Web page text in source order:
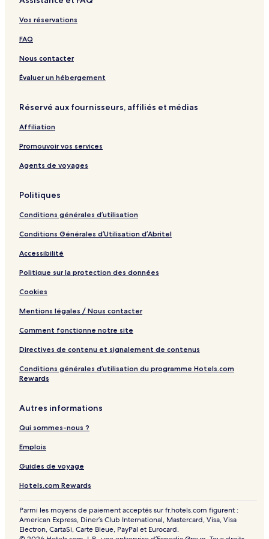
e
s
o
r
a
d
i
s
o
o
l
e
c
t
n
o
t
e
l
u
l
a
t
h
3
B
d
o
s
a
n
d
a
h
r
o
o
s
Vos réservations
FAQ
Nous contacter
Évaluer un hébergement
Réservé aux fournisseurs, affiliés et médias
Affiliation
Promouvoir vos services
Agents de voyages
Politiques
Conditions générales d’utilisation
Conditions Générales d’Utilisation d’Abritel
Accessibilité
Politique sur la protection des données
Cookies
Mentions légales / Nous contacter
Comment fonctionne notre site
Directives de contenu et signalement de contenus
Conditions générales d’utilisation du programme Hotels.com
Rewards
Autres informations
Qui sommes-nous ?
Emplois
Guides de voyage
Hotels.com Rewards
Parmi les moyens de paiement acceptés sur fr.hotels.com figurent :
American Express, Diner’s Club International, Mastercard, Visa, Visa
Electron, CartaSi, Carte Bleue, PayPal et Eurocard.